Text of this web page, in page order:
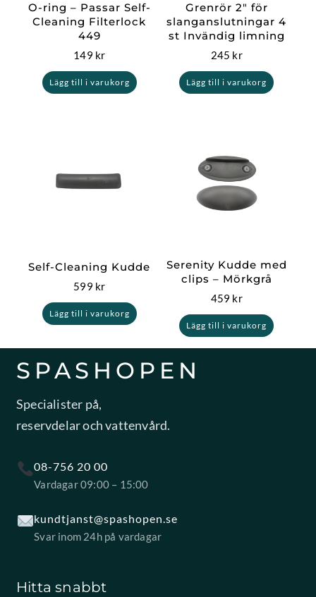
O-ring – Passar Self-
Cleaning Filterlock
449
149 kr
Lägg till i varukorg
Grenrör 2″ för
slanganslutningar 4
st Invändig limning
245 kr
Lägg till i varukorg
Self-Cleaning Kudde
599 kr
Lägg till i varukorg
Serenity Kudde med
clips – Mörkgrå
459 kr
Lägg till i varukorg
SPASHOPEN
Specialister på,
reservdelar och vattenvård.
08-756 20 00
Vardagar 09:00 – 15:00
kundtjanst@spashopen.se
Svar inom 24h på vardagar
Hitta snabbt